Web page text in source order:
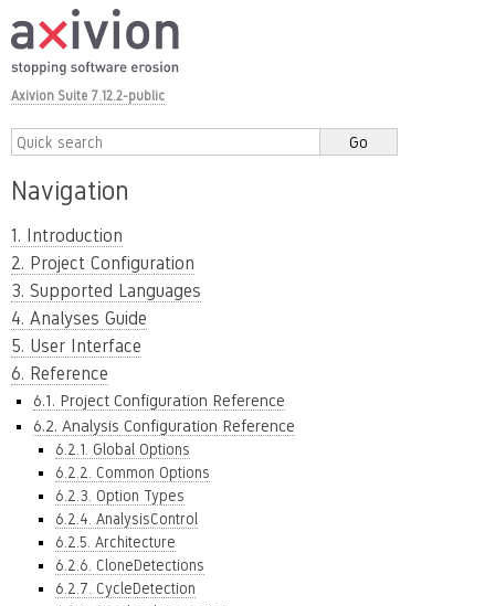
Axivion Suite 7.12.2-public
Navigation
1. Introduction
2. Project Configuration
3. Supported Languages
4. Analyses Guide
5. User Interface
6. Reference
6.1. Project Configuration Reference
6.2. Analysis Configuration Reference
6.2.1. Global Options
6.2.2. Common Options
6.2.3. Option Types
6.2.4. AnalysisControl
6.2.5. Architecture
6.2.6. CloneDetections
6.2.7. CycleDetection